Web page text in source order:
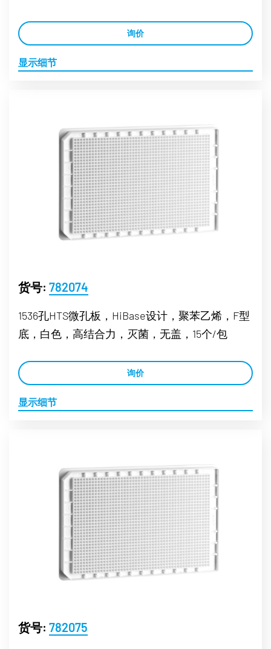
询价
显示细节
货号: 782074
1536孔HTS微孔板，HiBase设计，聚苯乙烯，F型
底，白色，高结合力，灭菌，无盖，15个/包
询价
显示细节
货号: 782075